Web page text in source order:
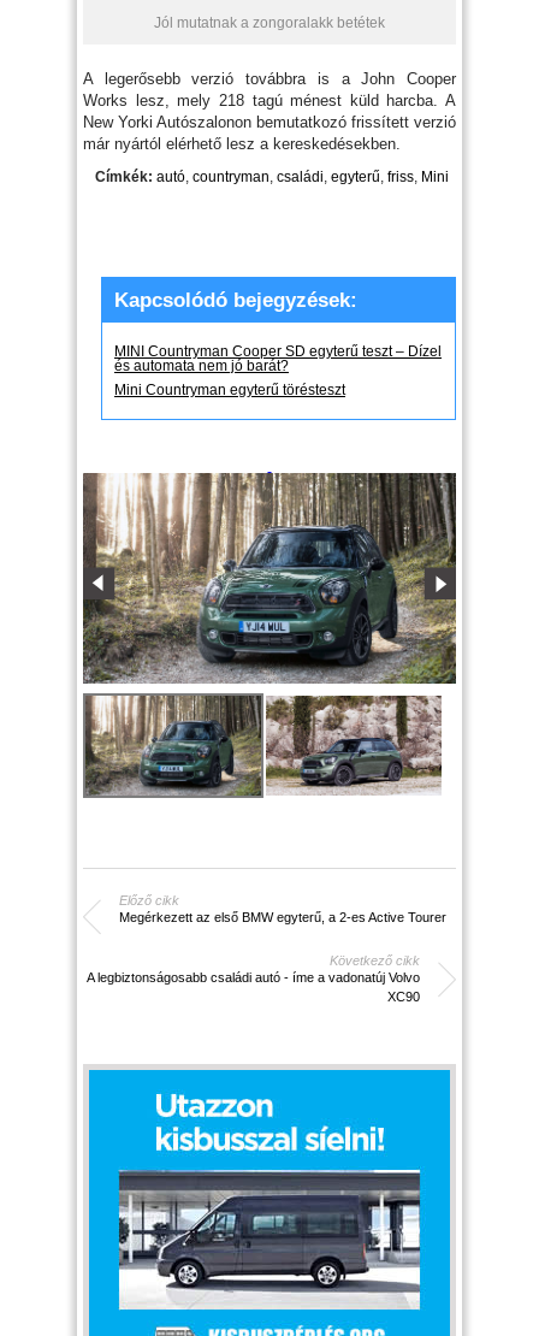
Jól mutatnak a zongoralakk betétek
A legerősebb verzió továbbra is a John Cooper
Works lesz, mely 218 tagú ménest küld harcba. A
New Yorki Autószalonon bemutatkozó frissített verzió
már nyártól elérhető lesz a kereskedésekben.
Címkék: autó, countryman, családi, egyterű, friss, Mini
Kapcsolódó bejegyzések:
MINI Countryman Cooper SD egyterű teszt – Dízel
és automata nem jó barát?
Mini Countryman egyterű törésteszt
Előző cikk
Megérkezett az első BMW egyterű, a 2-es Active Tourer
Következő cikk
A legbiztonságosabb családi autó - íme a vadonatúj Volvo
XC90